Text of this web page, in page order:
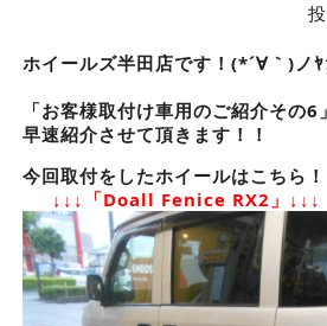
ホイールズ半田店です！(*´∀｀)ノﾔ
「お客様取付け車用のご紹介その
早速紹介させて頂きます！！
今回取付をしたホイールはこちら！
↓↓↓「Doall Fenice RX2」↓↓↓